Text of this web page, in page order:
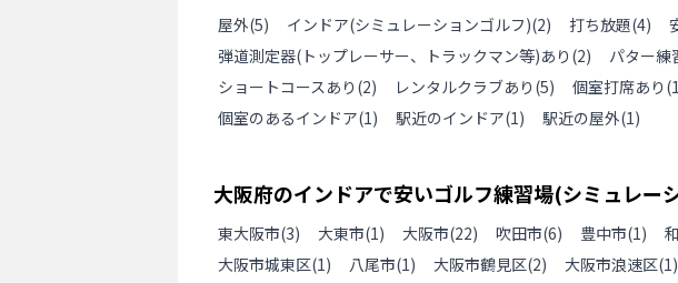
屋外(5) インドア(シミュレーションゴルフ)(2) 打ち放題(4)
弾道測定器(トップレーサー、トラックマン等)あり (2) パター練
ショートコースあり (2) レンタルクラブあり (5) 個室打席あり (1
個室のあるインドア(1) 駅近のインドア(1) 駅近の屋外(1)
大阪府のインドアで安いゴルフ練習場(シミュレー
東大阪市(3) 大東市(1) 大阪市(22) 吹田市(6) 豊中市(1)
大阪市城東区(1) 八尾市(1) 大阪市鶴見区(2) 大阪市浪速区(1)